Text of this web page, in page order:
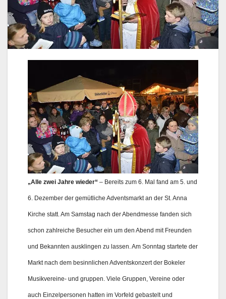
„Alle zwei Jahre wieder“ – Bereits zum 6. Mal fand am 5. und
6. Dezember der gemütliche Adventsmarkt an der St. Anna
Kirche statt. Am Samstag nach der Abendmesse fanden sich
schon zahlreiche Besucher ein um den Abend mit Freunden
und Bekannten ausklingen zu lassen. Am Sonntag startete der
Markt nach dem besinnlichen Adventskonzert der Bokeler
Musikvereine- und gruppen. Viele Gruppen, Vereine oder
auch Einzelpersonen hatten im Vorfeld gebastelt und